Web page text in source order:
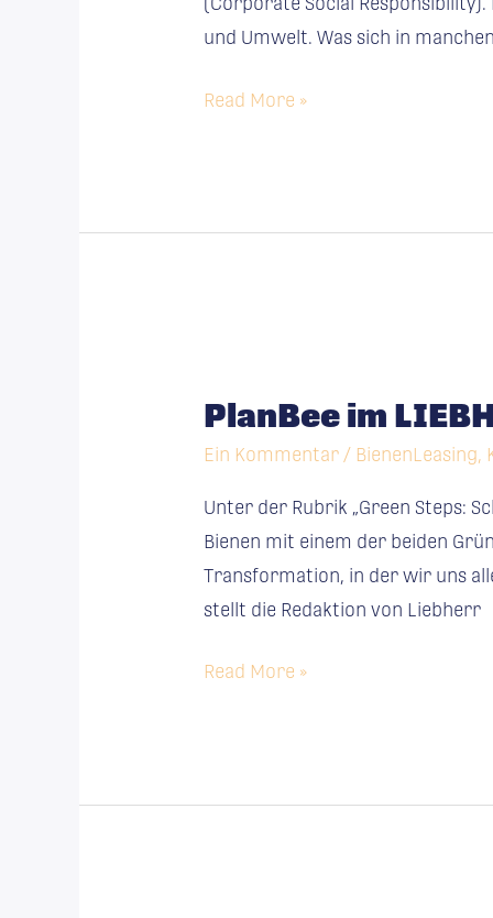
und Umwelt. Was sich in
Kommunikation
Read More »
PlanBee im
Ein Kommentar / BienenLeasing,
Unter der Rubrik „Green Steps:
Bienen mit einem der beiden
Transformation, in der wir uns
stellt die Redaktion von Liebherr
LIEBHERR-
Mit­
bei­
ter
Magazin
Read More »